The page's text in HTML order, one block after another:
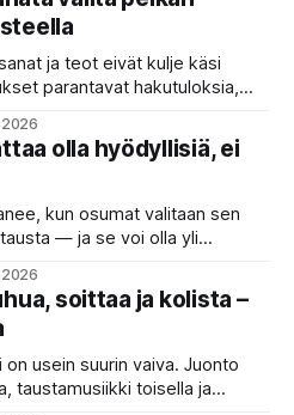
ja teot eivät kulje käsi
parantavat hakutuloksia,
hoitaisi puolestasi arjen
järjestäisi matkasuunnitelman
ydinkohdat. Vastassa on
steroideilla.
paljon
olla hyödyllisiä, ei
kun osumat valitaan sen
— ja se voi olla yli
“Mitä viime kuun
etätyöpäivistä?” Robotti
pätkän, jossa toistellaan, mitä
lähellä kysymystä,
soittaa ja kolista –
usein suurin vaiva. Juonto
taustamusiikki toisella ja